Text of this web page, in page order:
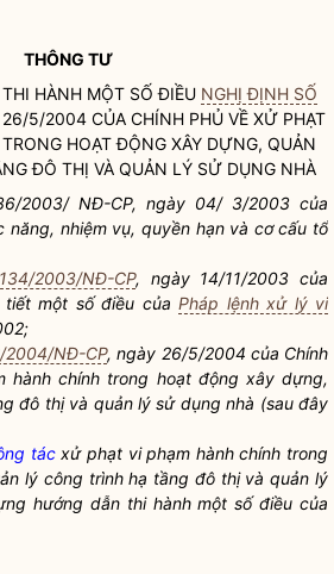
THÔNG TƯ
HÀNH MỘT SỐ ĐIỀU NGHỊ ĐỊNH SỐ
26/5/2004 CỦA CHÍNH PHỦ VỀ XỬ PHẠT
HOẠT ĐỘNG XÂY DỰNG, QUẢN
ĐÔ THỊ VÀ QUẢN LÝ SỬ DỤNG NHÀ
2003/ NĐ-CP, ngày 04/ 3/2003 của
năng, nhiệm vụ, quyềnhạn và cơ cấu tổ
2003/NĐ-CP, ngày 14/11/2003 của
một số điều của Pháp lệnh xử lý vi
2004/NĐ-CP, ngày 26/5/2004 của Chính
hành chính trong hoạt động xây dựng,
đô thị và quản lý sử dụng nhà (sau đây
tácxử phạt vi phạm hành chính trong
lý công trình hạ tầng đô thị và quản lý
hướng dẫn thi hành một số điều của